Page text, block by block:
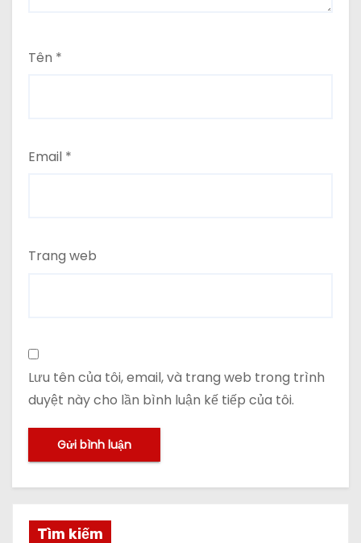
Tên *
Email *
Trang web
Lưu tên của tôi, email, và trang web trong trình
duyệt này cho lần bình luận kế tiếp của tôi.
Tìm kiếm